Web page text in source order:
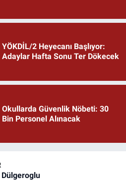
YÖKDİL/2 Heyecanı Başlıyor:
Adaylar Hafta Sonu Ter Dökecek
Okullarda Güvenlik Nöbeti: 30
Bin Personel Alınacak